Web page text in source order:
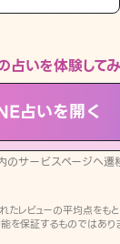
移します
占いを体験して
占いを開く
サービスページへ遷
レビューの平均点をも
を保証するものではあり